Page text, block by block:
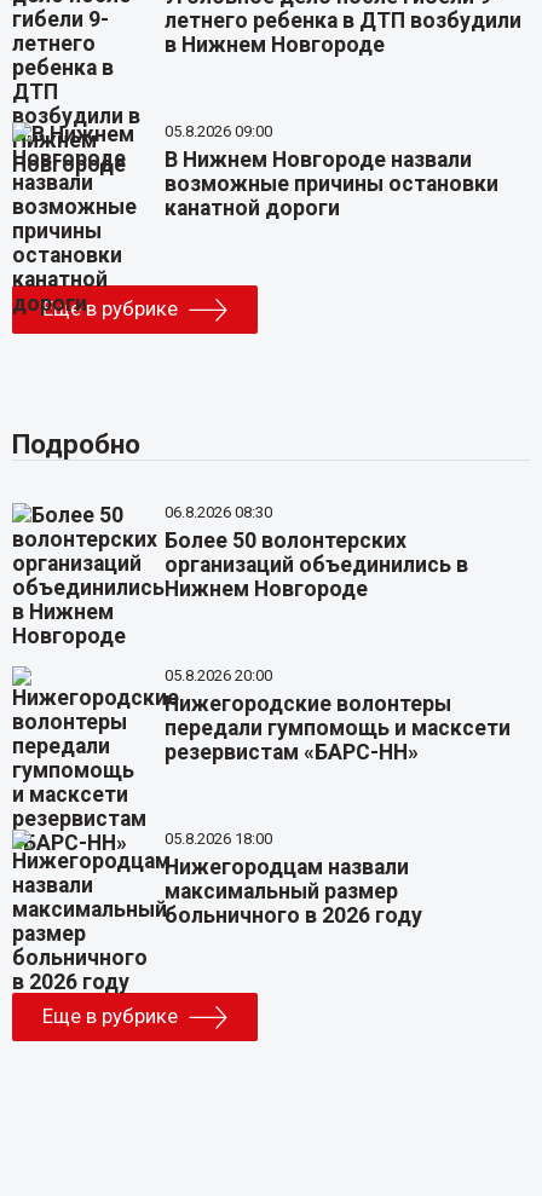
летнего ребенка в ДТП возбудили
в Нижнем Новгороде
05.8.2026 09:00
В Нижнем Новгороде назвали
возможные причины остановки
канатной дороги
Еще в рубрике
Подробно
06.8.2026 08:30
Более 50 волонтерских
организаций объединились в
Нижнем Новгороде
05.8.2026 20:00
Нижегородские волонтеры
передали гумпомощь и масксети
резервистам «БАРС-НН»
05.8.2026 18:00
Нижегородцам назвали
максимальный размер
больничного в 2026 году
Еще в рубрике